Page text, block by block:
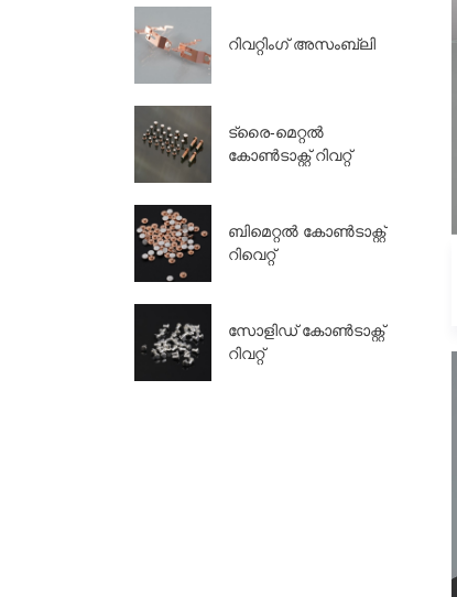
റിവറ്റിംഗ് അസംബ്ലി
ട്രൈ-മെറ്റൽ
കോൺടാക്റ്റ് റിവറ്റ്
ബിമെറ്റൽ കോൺടാക്റ്റ്
റിവെറ്റ്
സോളിഡ് കോൺടാക്റ്റ്
റിവറ്റ്